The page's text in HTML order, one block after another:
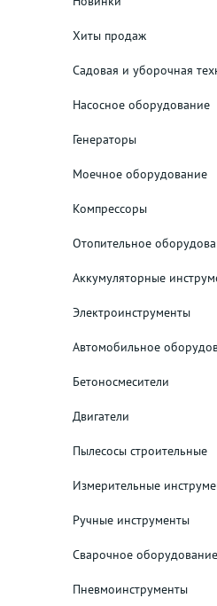
Хиты продаж
Садовая и уборочная
Насосное оборудование
Генераторы
Моечное оборудование
Компрессоры
Отопительное
Аккумуляторные
Электроинструменты
Автомобильное
Бетоносмесители
Двигатели
Пылесосы строительные
Измерительные
Ручные инструменты
Сварочное оборудование
Пневмоинструменты